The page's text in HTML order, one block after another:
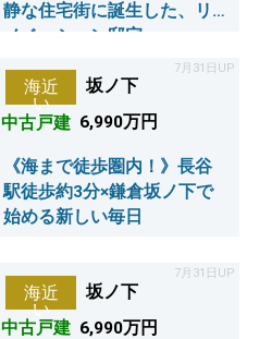
静な住宅街に誕生した、リ
ノベーション邸宅
7月31日UP
海近
い
坂ノ下
中古戸建 6,990万円
《海まで徒歩圏内！》長谷
駅徒歩約3分×鎌倉坂ノ下で
始める新しい毎日
7月31日UP
海近
い
坂ノ下
中古戸建 6,990万円